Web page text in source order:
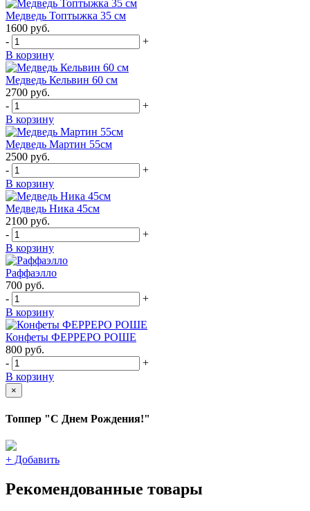
Медведь Топтыжка 35 см
1600 руб.
-
+
В корзину
Медведь Кельвин 60 см
2700 руб.
-
+
В корзину
Медведь Мартин 55см
2500 руб.
-
+
В корзину
Медведь Ника 45см
2100 руб.
-
+
В корзину
Раффаэлло
700 руб.
-
+
В корзину
Конфеты ФЕРРЕРО РОШЕ
800 руб.
-
+
В корзину
×
Топпер "С Днем Рождения!"
+ Добавить
Рекомендованные товары